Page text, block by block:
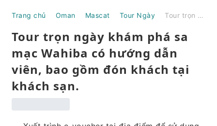
Trang chủ Oman Mascat Tour Ngày Tour trọn ngày khám phá sa mạc Wahiba có hướng dẫn viên, bao gồm đón khách tại khách sạn.
Tour trọn ngày khám phá sa
mạc Wahiba có hướng dẫn
viên, bao gồm đón khách tại
khách sạn.